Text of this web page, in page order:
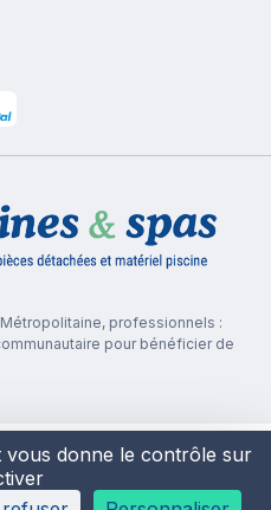
professionnels :
pour bénéficier de
vous donne le contrôle sur